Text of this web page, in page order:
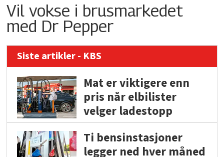
Vil vokse i brusmarkedet
med Dr Pepper
Siste artikler - KBS
Mat er viktigere enn
pris når elbilister
velger ladestopp
Ti bensinstasjoner
legger ned hver måned